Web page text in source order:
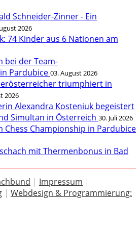
Schneider-Zinner - Ein
2026
74 Kinder aus 6 Nationen am
bei der Team-
Pardubice 03. August 2026
triumphiert in
2026
Alexandra Kosteniuk begeistert
Simultan in Österreich 30. Juli 2026
Chess Championship in Pardubice
mit Thermenbonus in Bad
| Impressum |
| Webdesign & Programmierung: